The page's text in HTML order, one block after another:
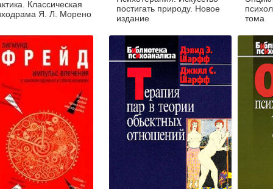
Классическая
Я. Л. Морено
постигать природу. Новое
издание
тома